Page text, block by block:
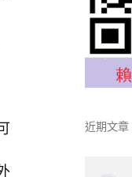
近期文章